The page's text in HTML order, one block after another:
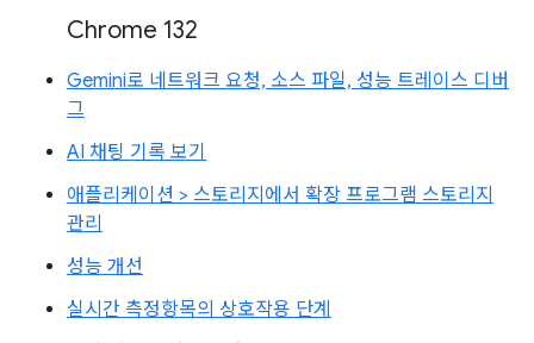
Chrome 132
Gemini로 네트워크 요청, 소스 파일, 성능 트레이스 디버
그
AI 채팅 기록 보기
애플리케이션 > 스토리지에서 확장 프로그램 스토리지
관리
성능 개선
실시간 측정항목의 상호작용 단계